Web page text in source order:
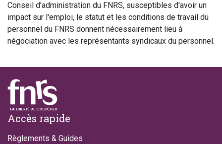
Conseil d'administration du FNRS, susceptibles d'avoir un
impact sur l'emploi, le statut et les conditions de travail du
personnel du FNRS donnent nécessairement lieu à
négociation avec les représentants syndicaux du personnel.
Footer
Accès rapide
Règlements & Guides